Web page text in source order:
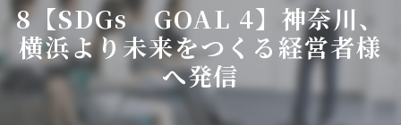
8【SDGs GOAL 4】神奈川、
横浜より未来をつくる経営者様
へ発信